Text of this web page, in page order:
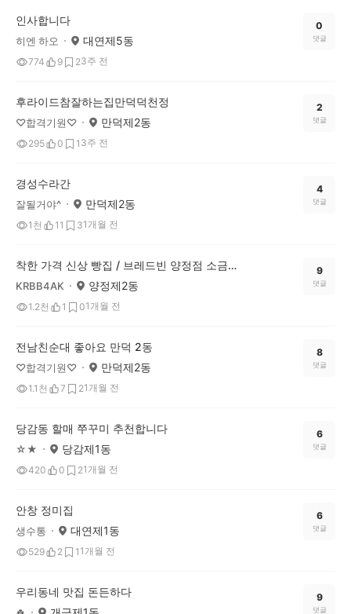
인사합니다
히엔 하오 대연제5동
774 9 23주 전
0
댓글
후라이드참잘하는집만덕덕천정
♡합격기원♡ 만덕제2동
295 0 1 3주 전
2
댓글
경성수라간
잘될거야^ 만덕제2동
1천 11 31개월 전
4
댓글
착한 가격 신상 빵집 / 브레드빈 양정점 소금빵 가성비 좋네요
KRBB4AK 양정제2동
1.2천 1 01개월 전
9
댓글
전남친순대 좋아요 만덕 2동
♡합격기원♡ 만덕제2동
1.1천 7 21개월 전
8
댓글
당감동 할매 쭈꾸미 추천합니다
☆★ 당감제1동
420 0 21개월 전
6
댓글
안창 정미집
생수통 대연제1동
529 2 1 1개월 전
6
댓글
우리동네 맛집 돈든하다 9
댓글